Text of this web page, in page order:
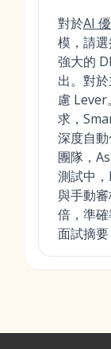
對於AI
模，請
強大的
出。對
慮 Lever
求，
深度自
團隊，
測試中
與手動
倍，準
面試摘要